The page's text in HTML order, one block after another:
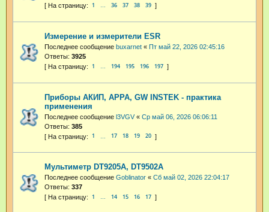
1 … 36 37 38 39
Измерение и измерители ESR
Последнее сообщение buxarnet « Пт май 22, 2026 02:45:16
Ответы: 3925
1 … 194 195 196 197
Приборы АКИП, APPA, GW INSTEK - практика
применения
Последнее сообщение l3VGV« Ср май 06, 2026 06:06:11
Ответы: 385
1 17 18 19 20
Мультиметр DT9205A, DT9502A
Последнее сообщение Goblinator « Сб май 02, 2026 22:04:17
Ответы: 337
1 … 14 15 16 17